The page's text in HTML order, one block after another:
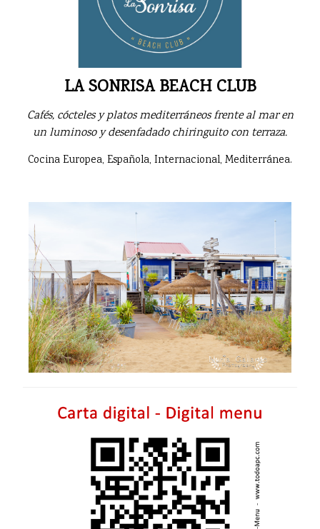
LA SONRISA BEACH CLUB
Cafés, cócteles y platos mediterráneos frente al mar en
un luminoso y desenfadado chiringuito con terraza.
Cocina Europea, Española, Internacional, Mediterránea.